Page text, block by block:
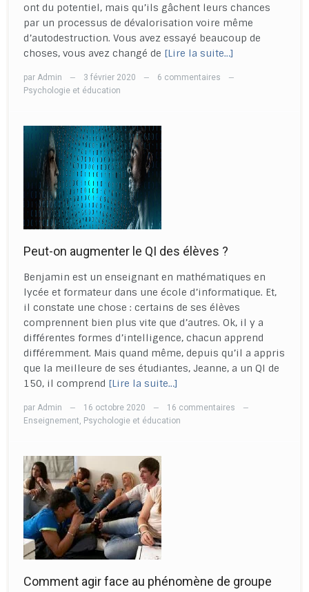
ont du potentiel, mais qu’ils gâchent leurs chances
par un processus de dévalorisation voire même
d’autodestruction. Vous avez essayé beaucoup de
choses, vous avez changé de [Lire la suite…]
par Admin — 3 février 2020 — 6 commentaires —
Psychologie et éducation
Peut-on augmenter le QI des élèves ?
Benjamin est un enseignant en mathématiques en
lycée et formateur dans une école d’informatique. Et,
il constate une chose : certains de ses élèves
comprennent bien plus vite que d’autres. Ok, il y a
différentes formes d’intelligence, chacun apprend
différemment. Mais quand même, depuis qu’il a appris
que la meilleure de ses étudiantes, Jeanne, a un QI de
150, il comprend [Lire la suite…]
par Admin — 16 octobre 2020 — 16 commentaires —
Enseignement, Psychologie et éducation
Comment agir face au phénomène de groupe